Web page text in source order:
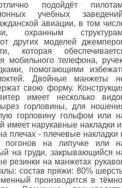
подойдёт
учебных
авиации, в том
охранным
других моделей
которая
мобильного телефона,
помогающими
Двойные манжеты
свою форму.
имеет несколько
горловины, для
горловину гольфом или
нарукавные накладки
плечах - плечевые накладки
погонов на липучке или
на груди, закрывающийся
резинки на манжетах
состав пряжи: 80%
производится в